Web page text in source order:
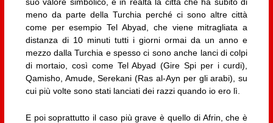
suo valore simbolico, è in realtà la città che ha subito di
meno da parte della Turchia perché ci sono altre città
come per esempio Tel Abyad, che viene mitragliata a
distanza di 10 minuti tutti i giorni ormai da un anno e
mezzo dalla Turchia e spesso ci sono anche lanci di colpi
di mortaio, così come Tel Abyad (Gire Spi per i curdi),
Qamisho, Amude, Serekani (Ras al-Ayn per gli arabi), su
cui più volte sono stati lanciati dei razzi quando io ero lì.
E poi soprattutto il caso più grave è quello di Afrin, che è